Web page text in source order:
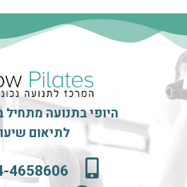
היופי בתנועה
לתיאום
4658606